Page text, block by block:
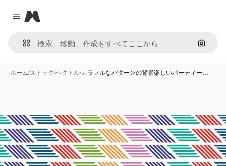
Close menu
Magnific
画像で
ホーム/ストック/ベクトル/カラフルなパターンの背景楽しいパーティー…